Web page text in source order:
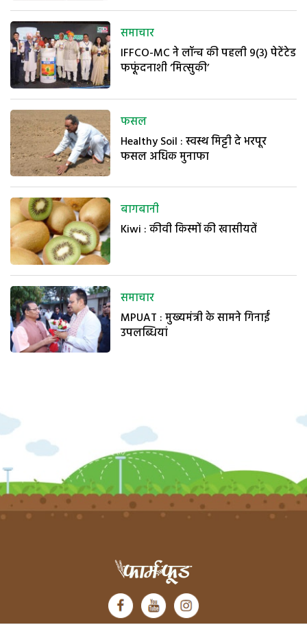
समाचार
IFFCO-MC ने लॉन्च की पहली 9(3) पेटेंटेड
फफूंदनाशी ‘मित्सुकी’
फसल
Healthy Soil : स्वस्थ मिट्टी दे भरपूर
फसल अधिक मुनाफा
बागबानी
Kiwi : कीवी किस्मों की खासीयतें
समाचार
MPUAT : मुख्यमंत्री के सामने गिनाईं
उपलब्धियां